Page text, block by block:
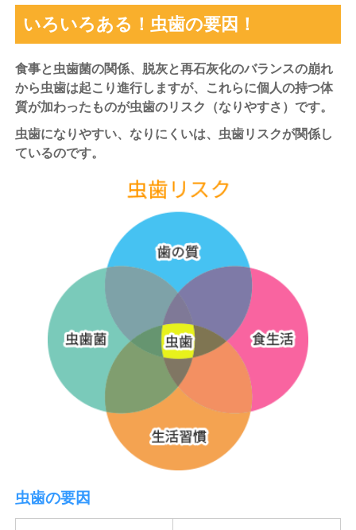
いろいろある！虫歯の要因！
食事と虫歯菌の関係、脱灰と再石灰化のバランスの崩れ
から虫歯は起こり進行しますが、これらに個人の持つ体
質が加わったものが虫歯のリスク（なりやすさ）です。
虫歯になりやすい、なりにくいは、虫歯リスクが関係し
ているのです。
虫歯の要因